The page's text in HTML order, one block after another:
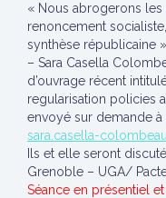
« Nous abrogerons les
renoncement
synthèse républicaine
– Sara Casella
d’ouvrage récent
regularisation policies
envoyé sur demande à
sara.casella-
Ils et elle seront
Grenoble – UGA/
Séance en présentiel